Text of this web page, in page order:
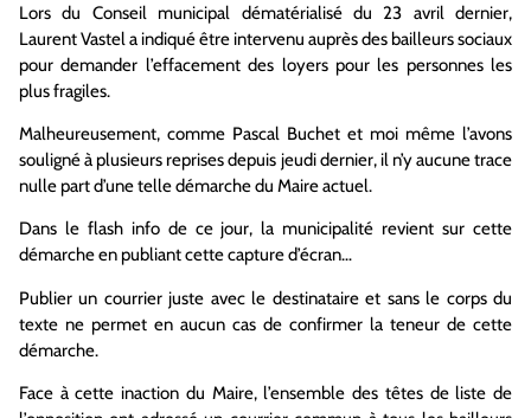
Lors du Conseil municipal dématérialisé du 23 avril dernier,
Laurent Vastel a indiqué être intervenu auprès des bailleurs sociaux
pour demander l’effacement des loyers pour les personnes les
plus fragiles.
Malheureusement, comme Pascal Buchet et moi même l’avons
souligné à plusieurs reprises depuis jeudi dernier, il n’y aucune trace
nulle part d’une telle démarche du Maire actuel.
Dans le flash info de ce jour, la municipalité revient sur cette
démarche en publiant cette capture d’écran…
Publier un courrier juste avec le destinataire et sans le corps du
texte ne permet en aucun cas de confirmer la teneur de cette
démarche.
Face à cette inaction du Maire, l’ensemble des têtes de liste de